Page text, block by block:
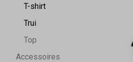
T-shirt
Trui
Top
Accessoires